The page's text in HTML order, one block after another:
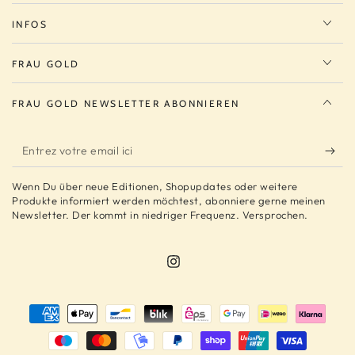
INFOS
FRAU GOLD
FRAU GOLD NEWSLETTER ABONNIEREN
Entrez
votre
email
ici
Wenn Du über neue Editionen, Shopupdates oder weitere
Produkte informiert werden möchtest, abonniere gerne meinen
Newsletter. Der kommt in niedriger Frequenz. Versprochen.
Instagram
Modes